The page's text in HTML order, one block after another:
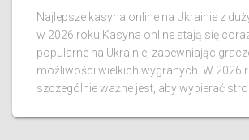
Najlepsze kasyna online na Ukrainie z
w 2026 roku Kasyna online stają się
popularne na Ukrainie, zapewniając
możliwości wielkich wygranych. W 2026
szczególnie ważne jest, aby wybierać